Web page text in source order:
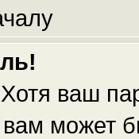
ваш
вам может